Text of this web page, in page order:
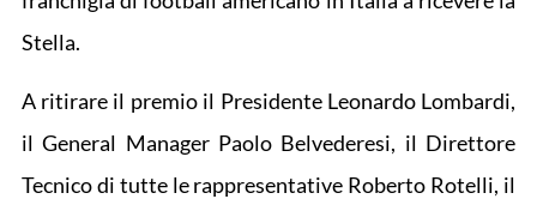
Stella.
A ritirare il premio il Presidente Leonardo Lombardi,
il General Manager Paolo Belvederesi, il Direttore
Tecnico di tutte le rappresentative Roberto Rotelli, il